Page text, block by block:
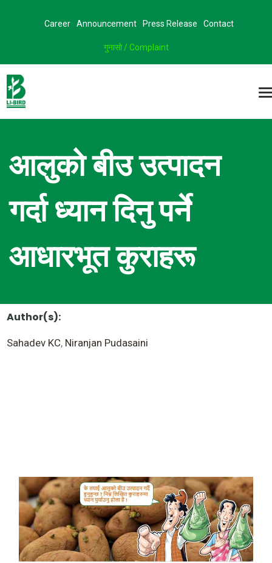
Career Announcement Press Release Contact
गुनासो / Complaint
आलुको बीउ उत्पादन
गर्दा ध्यान दिनु पर्ने
आधारभूत कुराहरू
Author(s):
Sahadev KC, Niranjan Pudasaini